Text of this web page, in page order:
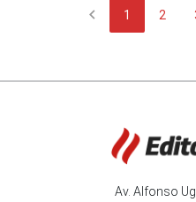
chevron_left 1 2
Av. Alfonso